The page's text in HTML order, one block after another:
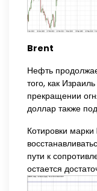
Brent
Нефть
того, как
прекращении
доллар также
Котировки
пути к
остается